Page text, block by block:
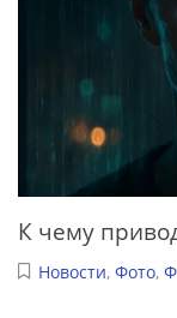
К чему
Новости, Фото,